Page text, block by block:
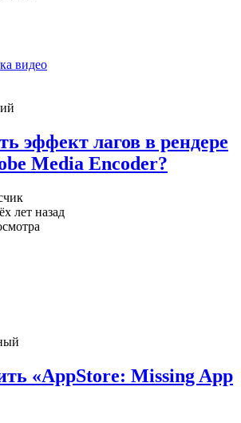
видео
эффект лагов в рендере
Media Encoder?
лет назад
«AppStore: Missing App